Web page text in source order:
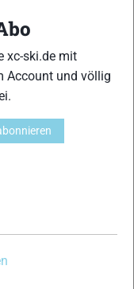
36
xc-ski.de mit
Account und völlig